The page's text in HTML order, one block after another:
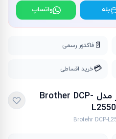
بله واتساپ
📄 فاکتور رسمی
💳خرید اقساطی
پرینتر چندکاره لیزری برادر مدل Brother DCP-
Brotehr DCP-